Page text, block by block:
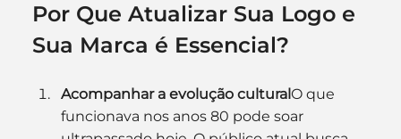
Por Que Atualizar Sua Logo e
Sua Marca é Essencial?
Acompanhar a evolução cultural O que
funcionava nos anos 80 pode soar